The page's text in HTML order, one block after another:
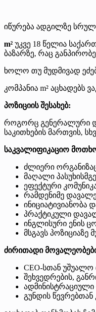
იწურება ადგილზე
m² უკვე 18 წელია
ბაზარზე, რაც
ხოლო თუ მუდმივად ეძებ
კომპანია m² აცხადებს
პოზიციის შესახებ:
როგორც გენერალური
საკითხების მართვის,
საკვალიფიკაციო
ძლიერი
მაღალი
ეფექტური
რამდენიმე
ინიციატივიანობა
პრაქტიკული
ინგლისური ენის
მსგავს
ძირითადი
CEO-სთან
შეხვედრების,
გუნდის